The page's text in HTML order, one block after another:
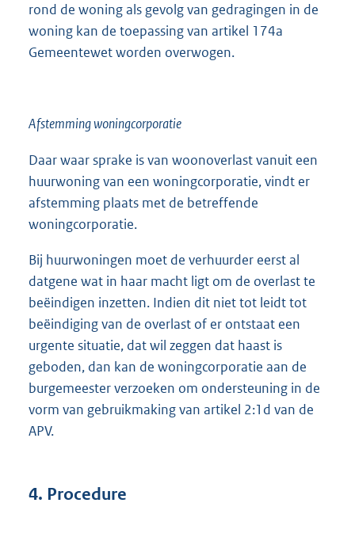
rond de woning als gevolg van gedragingen in de
woning kan de toepassing van artikel 174a
Gemeentewet worden overwogen.
Afstemming woningcorporatie
Daar waar sprake is van woonoverlast vanuit een
huurwoning van een woningcorporatie, vindt er
afstemming plaats met de betreffende
woningcorporatie.
Bij huurwoningen moet de verhuurder eerst al
datgene wat in haar macht ligt om de overlast te
beëindigen inzetten. Indien dit niet tot leidt tot
beëindiging van de overlast of er ontstaat een
urgente situatie, dat wil zeggen dat haast is
geboden, dan kan de woningcorporatie aan de
burgemeester verzoeken om ondersteuning in de
vorm van gebruikmaking van artikel 2:1d van de
APV.
4. Procedure